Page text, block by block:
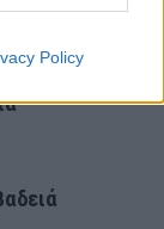
Policy